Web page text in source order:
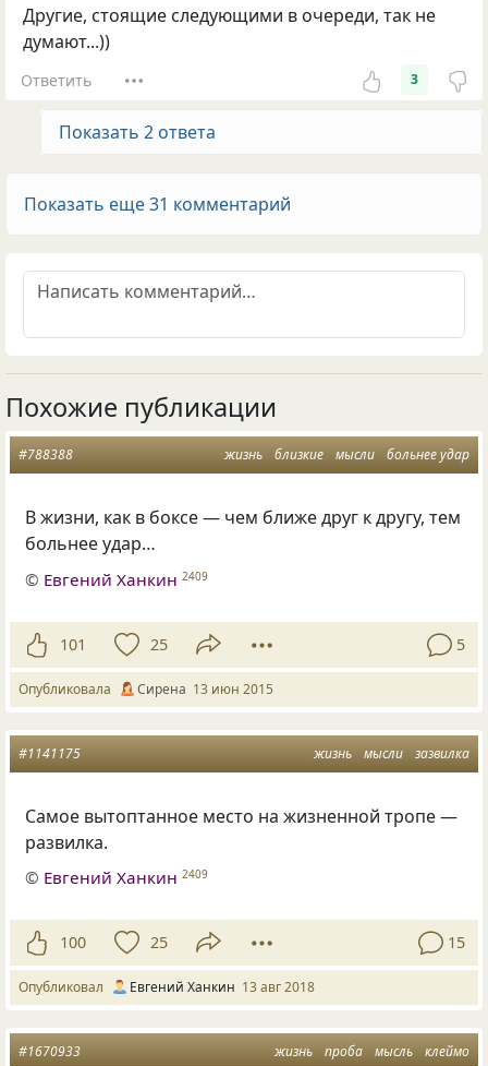
Другие, стоящие следующими в очереди, так не
думают...))
Ответить 3
Показать 2 ответа
Показать еще 31 комментарий
Похожие публикации
жизнь близкие мысли больнее удар
#788388
В жизни, как в боксе — чем ближе друг к другу, тем
больнее удар…
© Евгений Ханкин 2409
101 25 5
Опубликовала Сирена 13 июн 2015
жизнь мысли зазвилка
#1141175
Самое вытоптанное место на жизненной тропе —
развилка.
© Евгений Ханкин 2409
100 25 15
Опубликовал Евгений Ханкин 13 авг 2018
жизнь проба мысль клеймо
#1670933